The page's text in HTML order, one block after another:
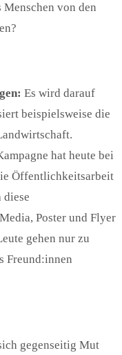
von den
Es wird darauf
beispielsweise die
hat heute bei
Öffentlichkeitsarbeit
diese
Poster und Flyer
gehen nur zu
Freund:innen
gegenseitig Mut